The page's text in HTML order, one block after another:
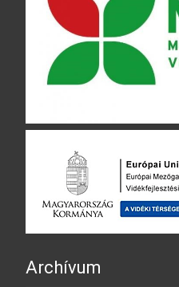
Archívum